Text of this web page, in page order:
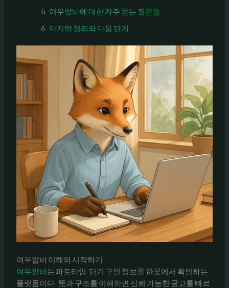
여우알바에 대한 자주 묻는 질문들
마지막 정리와 다음 단계
여우알바 이해와 시작하기
여우알바는 파트타임·단기 구인 정보를 한곳에서 확인하는
플랫폼이다. 뜻과 구조를 이해하면 신뢰 가능한 공고를 빠르